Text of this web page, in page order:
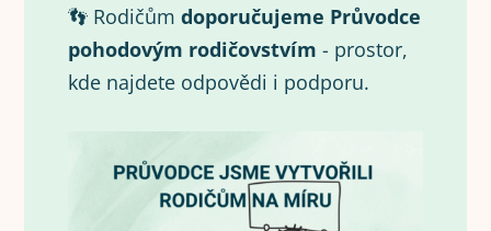
👣 Rodičůmdoporučujeme Průvodce
pohodovým rodičovstvím - prostor,
kde najdete odpovědi i podporu.